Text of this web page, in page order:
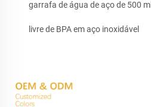
garrafa de água de aço de 500 ml
livre de BPA em aço inoxidável